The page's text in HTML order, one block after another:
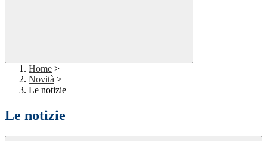
Home >
Novità >
Le notizie
Le notizie